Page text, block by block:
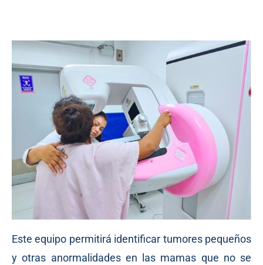
Este equipo permitirá identificar tumores pequeños
y otras anormalidades en las mamas que no se